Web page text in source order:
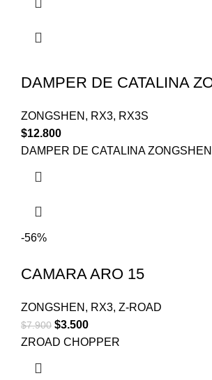
DAMPER DE CATALINA
ZONGSHEN , RX3, RX3S
$12.800
DAMPER DE CATALINA
-56%
CAMARA ARO 15
ZONGSHEN , RX3, Z-ROAD
$7.900 $3.500
ZROAD CHOPPER